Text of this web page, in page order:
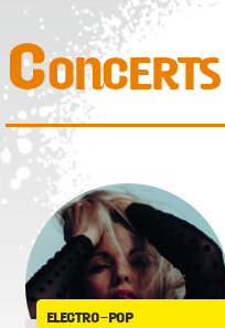
Concerts
electro-pop